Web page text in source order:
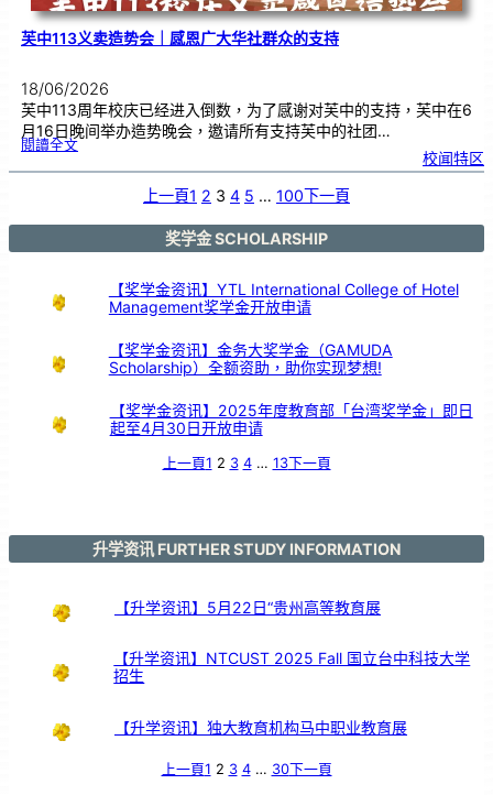
芙中113义卖造势会｜感恩广大华社群众的支持
18/06/2026
芙中113周年校庆已经进入倒数，为了感谢对芙中的支持，芙中在6
月16日晚间举办造势晚会，邀请所有支持芙中的社团…
閱讀全文:芙
1
｜
广
校闻特区
上一頁1 2 3 4 5 … 100下一頁
奖学金 SCHOLARSHIP
【奖学金资讯】YTL International College of Hotel
Management奖学金开放申请
【奖学金资讯】金务大奖学金（GAMUDA
Scholarship）全额资助，助你实现梦想!
【奖学金资讯】2025年度教育部「台湾奖学金」即日
起至4月30日开放申请
上一頁1 2 3 4 … 13下一頁
升学资讯 FURTHER STUDY INFORMATION
【升学资讯】5月22日“贵州高等教育展
【升学资讯】NTCUST 2025 Fall 国立台中科技大学
招生
【升学资讯】独大教育机构马中职业教育展
上一頁1 2 3 4 … 30下一頁